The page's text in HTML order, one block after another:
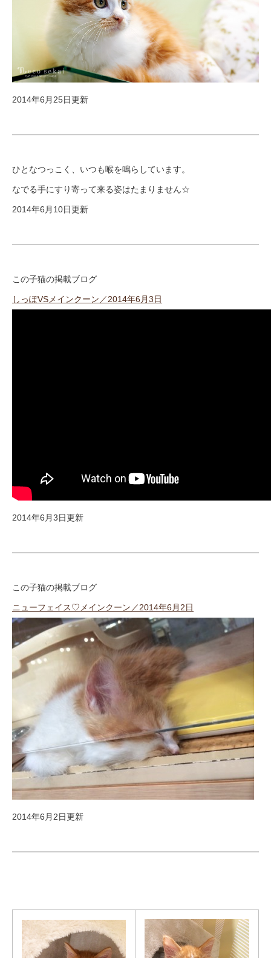
2014年6月25日更新
ひとなつっこく、いつも喉を鳴らしています。
なでる手にすり寄って来る姿はたまりません☆
2014年6月10日更新
この子猫の掲載ブログ
しっぽVSメインクーン／2014年6月3日
2014年6月3日更新
この子猫の掲載ブログ
ニューフェイス♡メインクーン／2014年6月2日
2014年6月2日更新